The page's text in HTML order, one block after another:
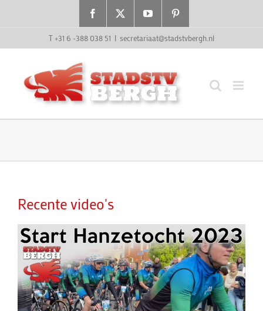
Facebook YouTube
T +31 6 -388 038 51 | secretariaat@stadstvbergh.nl
Recente video's